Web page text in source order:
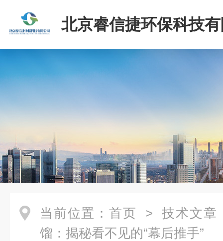
北京睿信捷环保科技
当前位置： 首页 > 技术文章
馏：揭秘看不见的“幕后推手”